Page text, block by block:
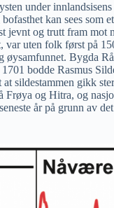
under
kan sees som
jevnt og trutt fram mot
uten folk først på
Bygda
bodde Rasmus
sildestammen gikk
Frøya og Hitra, og
år på grunn av